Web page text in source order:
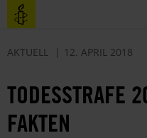
Direkt
zum
Benutzermenü
AKTUELL 12. APRIL 2018
TODESSTRAFE
FAKTEN